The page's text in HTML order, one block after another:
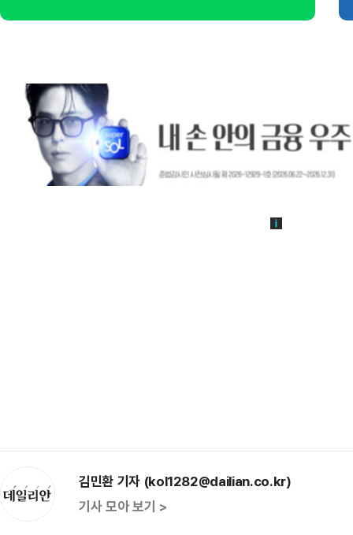
김민환 기자 (kol1282@dailian.co.kr)
기사 모아 보기 >